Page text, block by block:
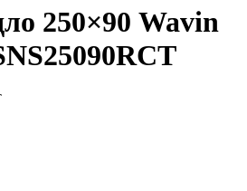
₽.
250×90 Wavin